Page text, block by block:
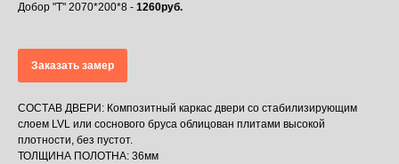
Добор "Т" 2070*200*8 - 1260руб.
Заказать замер
СОСТАВ ДВЕРИ: Композитный каркас двери со стабилизирующим
слоем LVL или соснового бруса облицован плитами высокой
плотности, без пустот.
ТОЛЩИНА ПОЛОТНА: 36мм